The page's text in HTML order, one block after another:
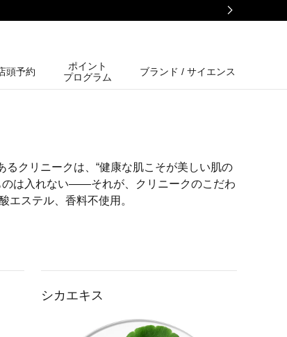
頭予約
ポイント
プログラム
ブランド / サイエンス
るクリニークは、“健康な肌こそが美しい肌の
のは入れない――それが、クリニークのこだわ
エステル、香料不使用。
シカエキス